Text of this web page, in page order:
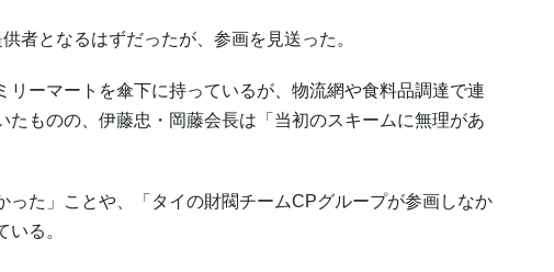
者となるはずだったが、参画を見送った。
ーマートを傘下に持っているが、物流網や食料品調達で連
ものの、伊藤忠・岡藤会長は「当初のスキームに無理があ
た」ことや、「タイの財閥チームCPグループが参画しなか
る。